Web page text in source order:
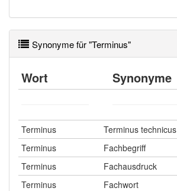
Synonyme für "Terminus"
Wort Synonyme
Terminus
Terminus technicus
Terminus
Fachbegriff
Terminus
Fachausdruck
Terminus
Fachwort